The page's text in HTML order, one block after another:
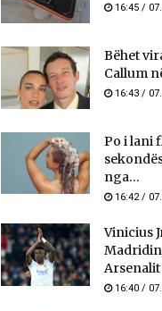
16:45 /
Bëhet
Callum
16:43 /
Po i lani
nga...
16:42 /
Vinicius
Arsenalit
16:40 /